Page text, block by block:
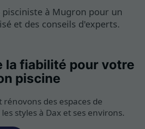
à Mugron pour un
et des conseils d'experts.
la fiabilité pour votre
piscine
des espaces de
styles à Dax et ses environs.